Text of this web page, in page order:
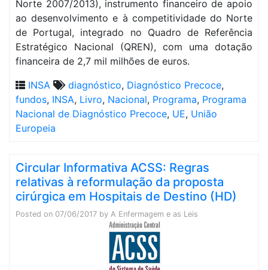
Norte 2007/2013), instrumento financeiro de apoio
ao desenvolvimento e à competitividade do Norte
de Portugal, integrado no Quadro de Referência
Estratégico Nacional (QREN), com uma dotação
financeira de 2,7 mil milhões de euros.
INSA
diagnóstico, Diagnóstico Precoce,
fundos, INSA, Livro, Nacional, Programa, Programa
Nacional de Diagnóstico Precoce, UE, União
Europeia
Circular Informativa ACSS: Regras
relativas à reformulação da proposta
cirúrgica em Hospitais de Destino (HD)
Posted on 07/06/2017 by A Enfermagem e as Leis